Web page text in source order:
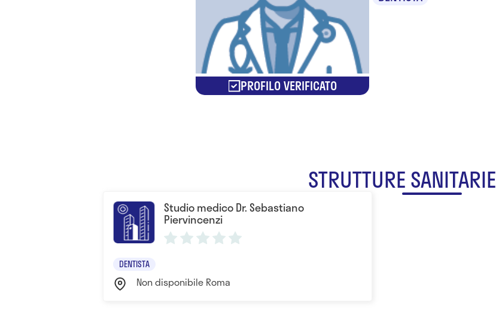
PROFILO VERIFICATO
STRUTTURE SANITARIE
Studio medico Dr. Sebastiano
Piervincenzi
DENTISTA
Non disponibile Roma